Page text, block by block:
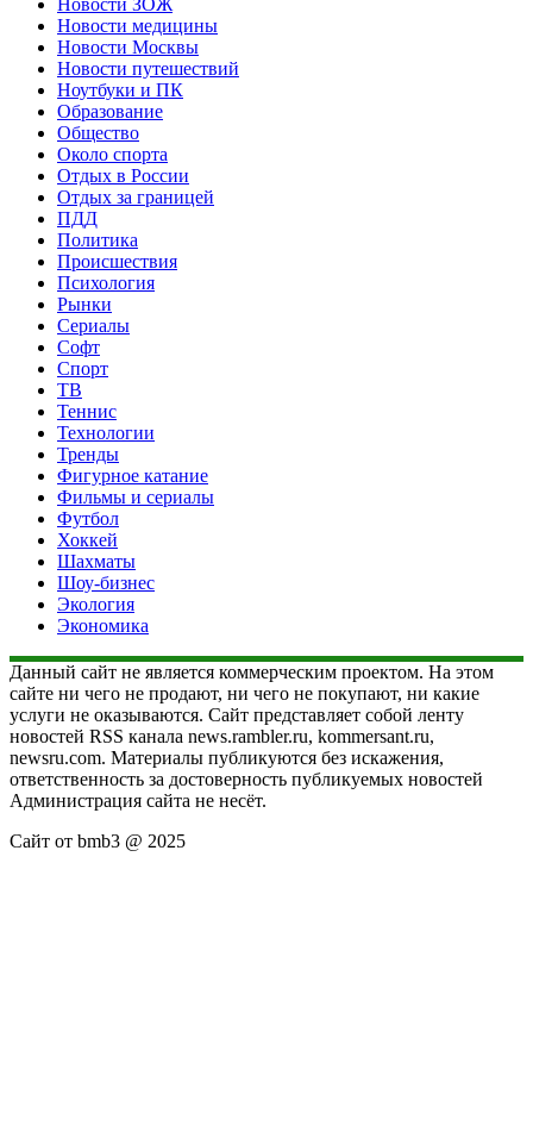
Новости медицины
Новости Москвы
Новости путешествий
Ноутбуки и ПК
Образование
Общество
Около спорта
Отдых в России
Отдых за границей
ПДД
Политика
Происшествия
Психология
Рынки
Сериалы
Софт
Спорт
ТВ
Теннис
Технологии
Тренды
Фигурное катание
Фильмы и сериалы
Футбол
Хоккей
Шахматы
Шоу-бизнес
Экология
Экономика
Данный сайт не является коммерческим проектом. На этом
сайте ни чего не продают, ни чего не покупают, ни какие
услуги не оказываются. Сайт представляет собой ленту
новостей RSS канала news.rambler.ru, kommersant.ru,
newsru.com. Материалы публикуются без искажения,
ответственность за достоверность публикуемых новостей
Администрация сайта не несёт.
Сайт от bmb3 @ 2025